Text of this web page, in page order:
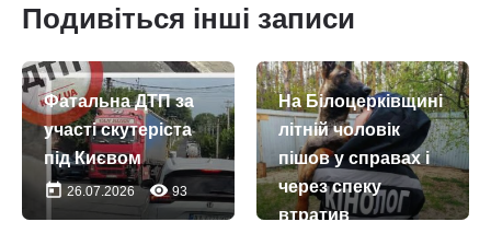
Подивіться інші записи
Фатальна ДТП за
участі скутеріста
під Києвом
today 26.07.2026 remove_red_eye93
На Білоцерківщині
літній чоловік
пішов у справах і
через спеку
втратив